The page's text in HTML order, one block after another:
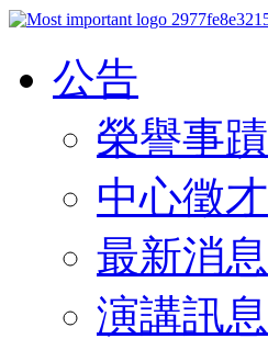
公告
榮譽事蹟
中心徵才
最新消息
演講訊息